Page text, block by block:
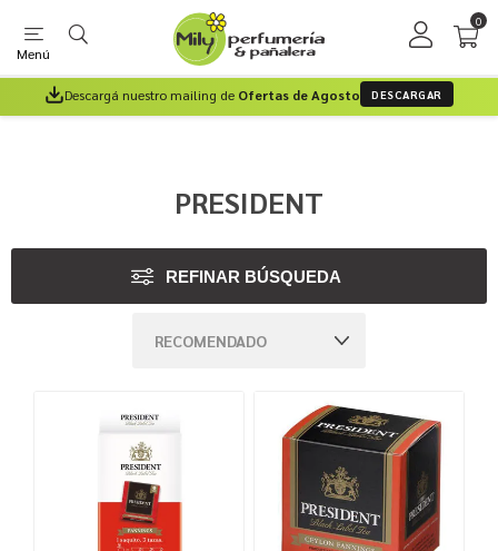
Menú
0
Descargá nuestro mailing de Ofertas de Agosto DESCARGAR
PRESIDENT
REFINAR BÚSQUEDA